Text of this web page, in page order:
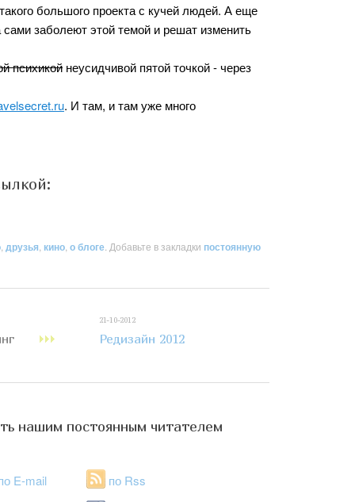
большого проекта с кучей людей. А еще
заболеют этой темой и решат изменить
психикой неусидчивой пятой точкой - через
. И там, и там уже много
друзья кино о блоге . Добавьте в закладки постоянную
21-10-2012
Редизайн 2012
нашим постоянным читателем
E-mail
по Rss